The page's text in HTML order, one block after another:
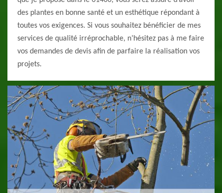
des plantes en bonne santé et un esthétique répondant à
toutes vos exigences. Si vous souhaitez bénéficier de mes
services de qualité irréprochable, n’hésitez pas à me faire
vos demandes de devis afin de parfaire la réalisation vos
projets.